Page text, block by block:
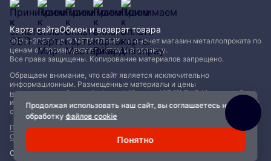
Продолжая использовать наш сайт, вы соглашаетесь на
обработкуфайлов cookie
Понятно
2005−2026 год © МЕТАЛЛ-МК - интернет магазин металлопроката по
ценам от производителя, оптом и в розницу.
Все права защищены. Копирование материалов запрещено.
Обращаем внимание, что сайт является исключительно
информационным. Размещенные материалы и цены
не являются публичной офертой (Статья 437 (2) ГК РФ)и могут быть
изменены без уведомления. Для уточнения наличия, характеристик и
стоимости материалов обращайтесь в офисы продаж.
Политика конфиденциальности|Пользовательское соглашение
Обработка файлов Cookie
Сделано с ❤️
Карта сайтаОбмен и возврат товара